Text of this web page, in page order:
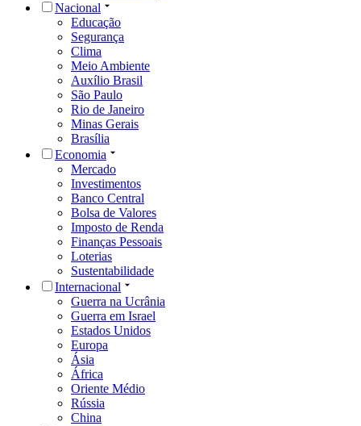
Nacional
Educação
Segurança
Clima
Meio Ambiente
Auxílio Brasil
São Paulo
Rio de Janeiro
Minas Gerais
Brasília
Economia
Mercado
Investimentos
Banco Central
Bolsa de Valores
Imposto de Renda
Finanças Pessoais
Loterias
Sustentabilidade
Internacional
Guerra na Ucrânia
Guerra em Israel
Estados Unidos
Europa
Ásia
África
Oriente Médio
Rússia
China